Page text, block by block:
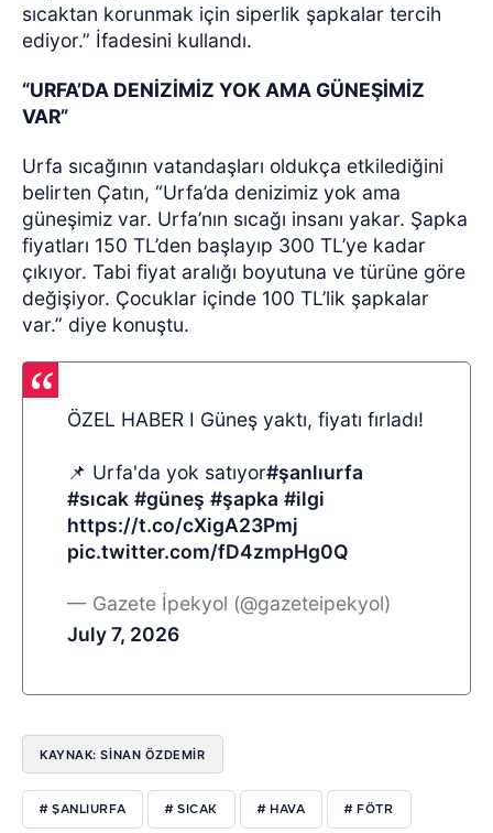
sıcaktan korunmak için siperlik şapkalar tercih
ediyor.” İfadesini kullandı.
“URFA’DA DENİZİMİZ YOK AMA GÜNEŞİMİZ
VAR”
Urfa sıcağının vatandaşları oldukça etkilediğini
belirten Çatın, “Urfa’da denizimiz yok ama
güneşimiz var. Urfa’nın sıcağı insanı yakar. Şapka
fiyatları 150 TL’den başlayıp 300 TL’ye kadar
çıkıyor. Tabi fiyat aralığı boyutuna ve türüne göre
değişiyor. Çocuklar içinde 100 TL’lik şapkalar
var.” diye konuştu.
ÖZEL HABER I Güneş yaktı, fiyatı fırladı!
📌 Urfa'da yok satıyor#şanlıurfa
#sıcak #güneş #şapka #ilgi
https://t.co/cXigA23Pmj
pic.twitter.com/fD4zmpHg0Q
— Gazete İpekyol (@gazeteipekyol)
July 7, 2026
KAYNAK: SİNAN ÖZDEMİR
# ŞANLIURFA # SICAK # HAVA # FÖTR